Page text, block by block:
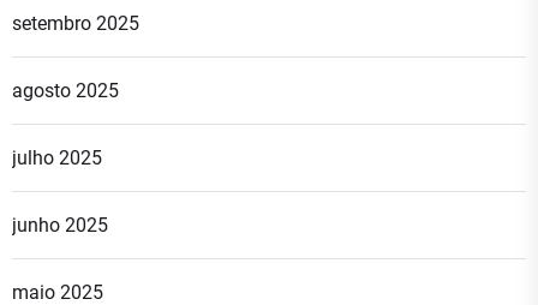
setembro 2025
agosto 2025
julho 2025
junho 2025
maio 2025